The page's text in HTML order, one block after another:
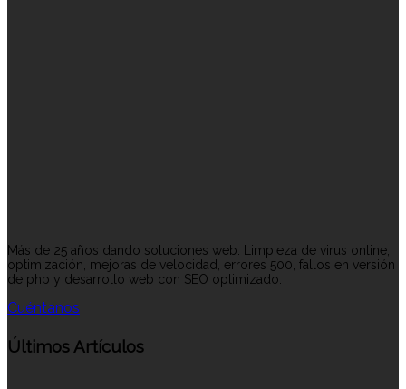
Más de 25 años dando soluciones web. Limpieza de virus online,
optimización, mejoras de velocidad, errores 500, fallos en versión
de php y desarrollo web con SEO optimizado.
Cuéntanos
Últimos Artículos